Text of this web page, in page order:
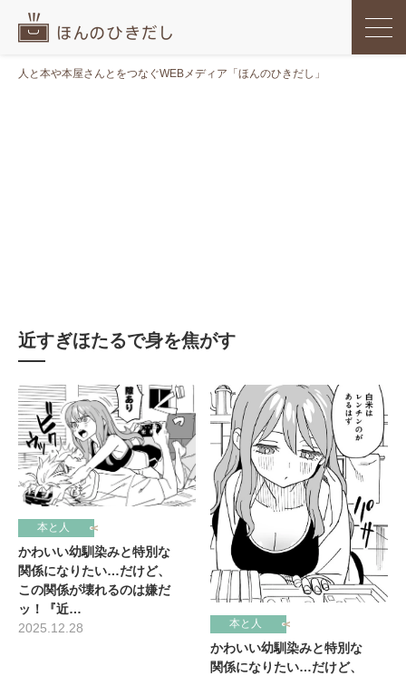
人と本や本屋さんとをつなぐWEBメディア「ほんのひきだし」
近すぎほたるで身を焦がす
本と人
かわいい幼馴染みと特別な
関係になりたい…だけど、
この関係が壊れるのは嫌だ
ッ！『近…
2025.12.28
本と人
かわいい幼馴染みと特別な
関係になりたい…だけど、